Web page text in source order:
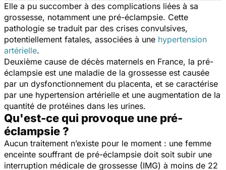
Elle a pu succomber à des complications liées à sa
grossesse, notamment une pré-éclampsie. Cette
pathologie se traduit par des crises convulsives,
potentiellement fatales, associées à une hypertension
artérielle.
Deuxième cause de décès maternels en France, la pré-
éclampsie est une maladie de la grossesse est causée
par un dysfonctionnement du placenta, et se caractérise
par une hypertension artérielle et une augmentation de la
quantité de protéines dans les urines.
Qu'est-ce qui provoque une pré-
éclampsie ?
Aucun traitement n’existe pour le moment : une femme
enceinte souffrant de pré-éclampsie doit soit subir une
interruption médicale de grossesse (IMG) à moins de 22